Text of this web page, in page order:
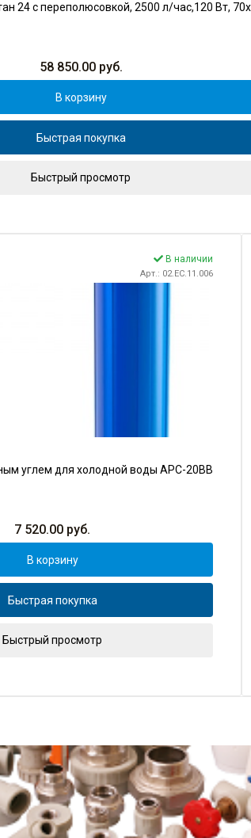
24 с переполюсовкой, 2500 л/час,120 Вт,
58 850.00руб.
В корзину
Быстрая покупка
Быстрый просмотр
В наличии
Арт.: 02.ЕС.11.006
углем для холодной воды АРC-20BB
7 520.00 руб.
В корзину
Быстрая покупка
Быстрый просмотр